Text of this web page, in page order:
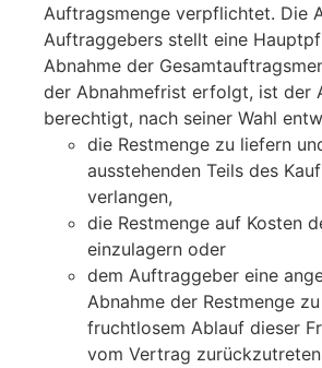
Auftragsmenge verpflichtet. Die
Auftrag­gebers stellt eine
Abnahme der
der Abnahmefrist erfolgt, ist der
berechtigt, nach seiner Wahl
die Restmenge zu liefern
ausstehenden Teils des
verlangen,
die Restmenge auf Kosten
einzulagern oder
dem Auftraggeber eine
Abnahme der Restmenge
fruchtlosem Ablauf dieser
vom Vertrag